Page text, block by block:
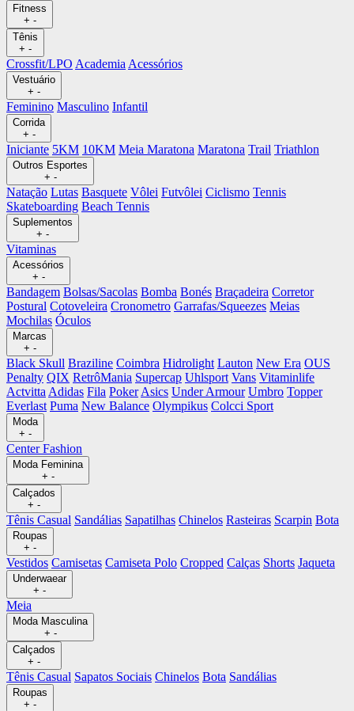
Fitness
+ -
Tênis
+ -
Crossfit/LPO Academia Acessórios
Vestuário
+ -
Feminino Masculino Infantil
Corrida
+ -
Iniciante 5KM 10KM Meia Maratona Maratona Trail Triathlon
Outros Esportes
+ -
Natação Lutas Basquete Vôlei Futvôlei Ciclismo Tennis
Skateboarding Beach Tennis
Suplementos
+ -
Vitaminas
Acessórios
+ -
Bandagem Bolsas/Sacolas Bomba Bonés Braçadeira Corretor
Postural Cotoveleira Cronometro Garrafas/Squeezes Meias
Mochilas Óculos
Marcas
+ -
Black Skull Braziline Coimbra Hidrolight Lauton New Era OUS
Penalty QIX RetrôMania Supercap Uhlsport Vans Vitaminlife
Actvitta Adidas Fila Poker Asics Under Armour Umbro Topper
Everlast Puma New Balance Olympikus Colcci Sport
Moda
+ -
Center Fashion
Moda Feminina
+ -
Calçados
+ -
Tênis Casual Sandálias Sapatilhas Chinelos Rasteiras Scarpin Bota
Roupas
+ -
Vestidos Camisetas Camiseta Polo Cropped Calças Shorts Jaqueta
Underwaear
+ -
Meia
Moda Masculina
+ -
Calçados
+ -
Tênis Casual Sapatos Sociais Chinelos Bota Sandálias
Roupas
+ -